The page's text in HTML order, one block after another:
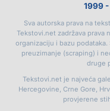
25. Azra Husarkić
26. Azra Husarkić
28. Azra Husarkić Oče i
Rekla si
14. Karlo! Mon amour
15. Vesna Zmijanac Ovo
16. Džej Ramadanovski
17. Amira Medunjanin
1999
Sva autorska prava na
Tekstovi.net zadržava prava
organizaciju i bazu
preuzimanje (scraping) i
druge
Tekstovi.net je najveća
Hercegovine, Crne Gore,
provjerene